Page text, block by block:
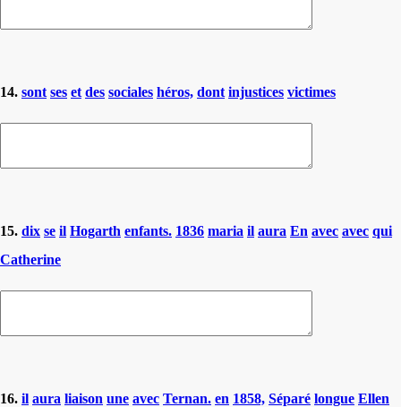
14. sont ses et des sociales héros, dont injustices victimes
15. dix se il Hogarth enfants. 1836 maria il aura En avec avec qui
Catherine
16. il aura liaison une avec Ternan. en 1858, Séparé longue Ellen